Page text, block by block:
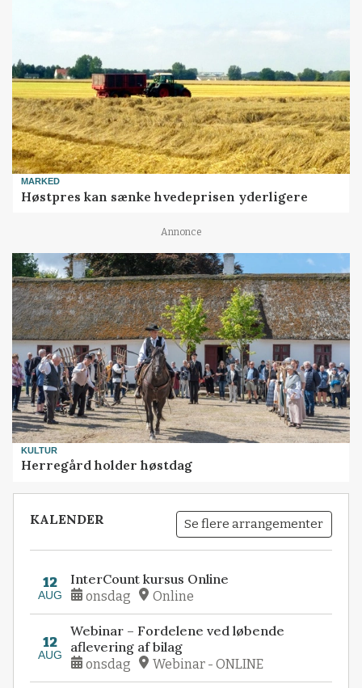
MARKED
Høstpres kan sænke hvedeprisen yderligere
Annonce
KULTUR
Herregård holder høstdag
KALENDER Se flere arrangementer
12
AUG
InterCount kursus Online
onsdag Online
12
AUG
Webinar – Fordelene ved løbende
aflevering af bilag
onsdag Webinar - ONLINE